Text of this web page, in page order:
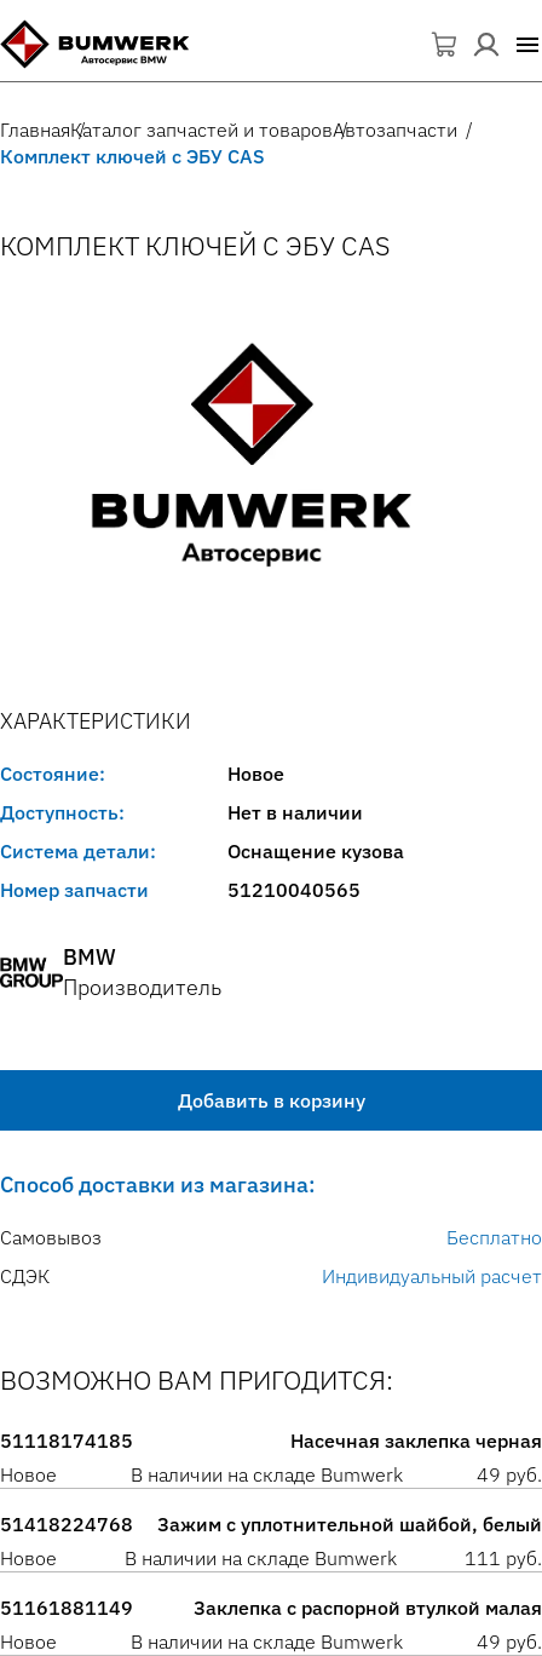
ГлавнаяКаталог запчастей и товаровАвтозапчасти
Комплект ключей с ЭБУ CAS
КОМПЛЕКТ КЛЮЧЕЙ С ЭБУ CAS
ХАРАКТЕРИСТИКИ
Состояние:
Новое
Доступность:
Нет в наличии
Система детали:
Оснащение кузова
Номер запчасти
51210040565
BMW
Производитель
Добавить в корзину
Способ доставки из магазина:
Самовывоз
Бесплатно
СДЭК
Индивидуальный расчет
ВОЗМОЖНО ВАМ ПРИГОДИТСЯ:
51118174185
Насечная заклепка черная
Новое
В наличии на складе Bumwerk 49 руб.
51418224768
Зажим с уплотнительной шайбой, белый
Новое
В наличии на складе Bumwerk 111 руб.
51161881149
Заклепка с распорной втулкой малая
Новое
В наличии на складе Bumwerk 49 руб.